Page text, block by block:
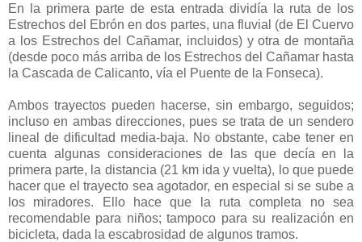
En la primera parte de esta entrada dividía la ruta de los
Estrechos del Ebrón en dos partes, una fluvial (de El Cuervo
a los Estrechos del Cañamar, incluidos) y otra de montaña
(desde poco más arriba de los Estrechos del Cañamar hasta
la Cascada de Calicanto, vía el Puente de la Fonseca).
Ambos trayectos pueden hacerse, sin embargo, seguidos;
incluso en ambas direcciones, pues se trata de un sendero
lineal de dificultad media-baja. No obstante, cabe tener en
cuenta algunas consideraciones de las que decía en la
primera parte, la distancia (21 km ida y vuelta), lo que puede
hacer que el trayecto sea agotador, en especial si se sube a
los miradores. Ello hace que la ruta completa no sea
recomendable para niños; tampoco para su realización en
bicicleta, dada la escabrosidad de algunos tramos.